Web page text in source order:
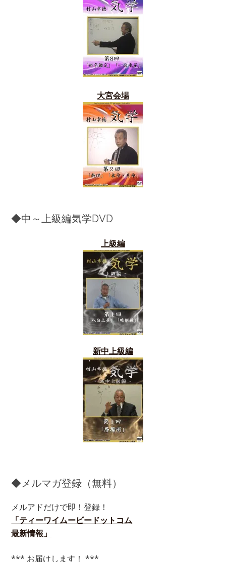
大宮会場
◆中～上級編気学DVD
上級編
新中上級編
◆メルマガ登録（無料）
メルアドだけで即！登録！
「ティーワイムービードットコム
最新情報」
*** お届けします！ ***